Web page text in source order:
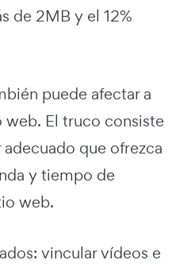
de 2MB y el 12%
puede afectar a
web. El truco consiste
que ofrezca
y tiempo de
web.
vincular vídeos e